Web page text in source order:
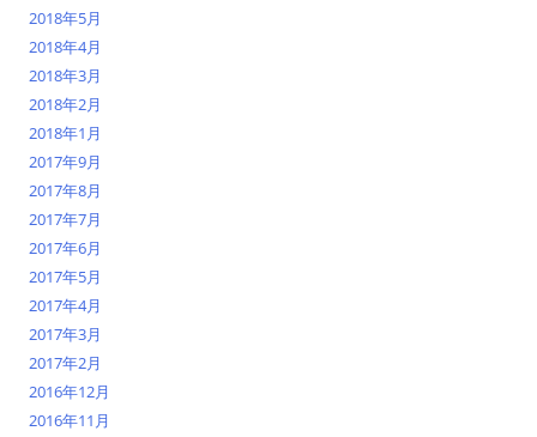
2018年5月
2018年4月
2018年3月
2018年2月
2018年1月
2017年9月
2017年8月
2017年7月
2017年6月
2017年5月
2017年4月
2017年3月
2017年2月
2016年12月
2016年11月